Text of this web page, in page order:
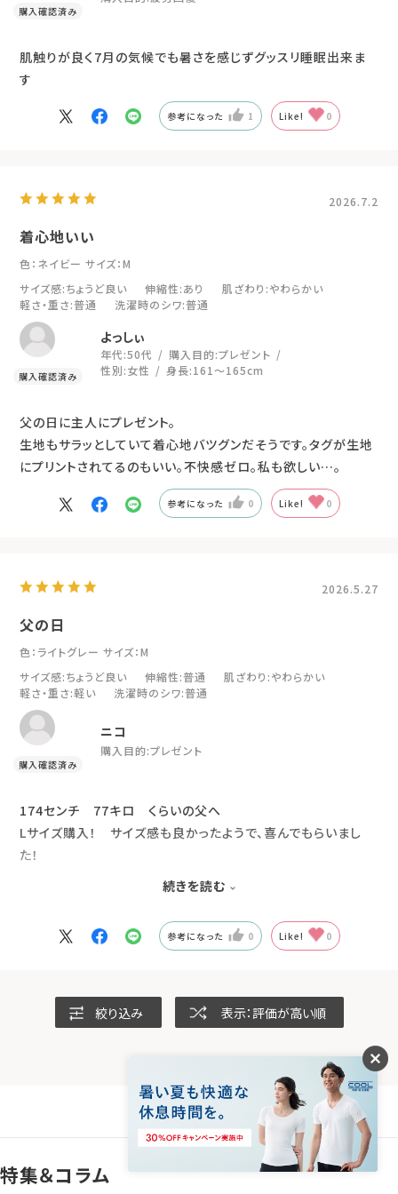
肌触りが良く7月の気候でも暑さを感じずグッスリ睡眠出来ま
す
参考になった 1 Like! 0
2026.7.2
着心地いい
色：ネイビー サイズ：M
サイズ感:ちょうど良い 伸縮性:あり 肌ざわり :やわらかい
軽さ・重さ:普通 洗濯時のシワ:普通
よっしぃ
年代:50代 購入目的:プレゼント
性別:女性 身長:161～165cm
父の日に主人にプレゼント。
生地もサラッとしていて着心地バツグンだそうです。タグが生地
にプリントされてるのもいい。不快感ゼロ。私も欲しい…。
参考になった 0 Like! 0
2026.5.27
父の日
色：ライトグレー サイズ：M
サイズ感:ちょうど良い 伸縮性:普通 肌ざわり :やわらかい
軽さ・重さ:軽い 洗濯時のシワ:普通
ニコ
購入目的:プレゼント
174センチ 77キロ くらいの父へ
Lサイズ購入！ サイズ感も良かったようで、喜んでもらいまし
た！
今後の父の日も買い替えのタイミングくらいで、
また買ってあげようと思います！
続きを読む
参考になった 0 Like! 0
絞り込み 表示：評価が高い順
特集＆コラム